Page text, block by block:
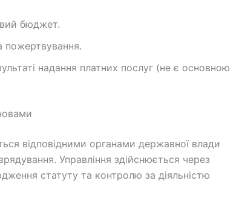
бюджет.
пожертвування.
надання платних послуг (не є основною
відповідними органами державної влади
Управління здійснюється через
статуту та контролю за діяльністю